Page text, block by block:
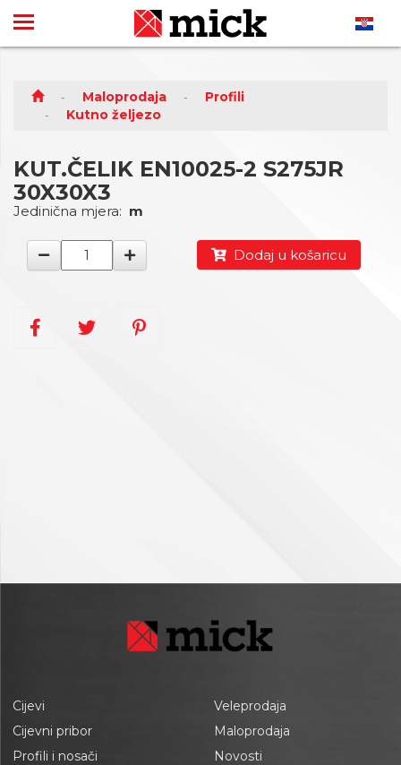
Maloprodaja
Profili
Kutno željezo
KUT.ČELIK EN10025-2 S275JR
30X30X3
Jedinična mjera: m
Dodaj u košaricu
Cijevi
Cijevni pribor
Profili i nosači
Veleprodaja
Maloprodaja
Novosti